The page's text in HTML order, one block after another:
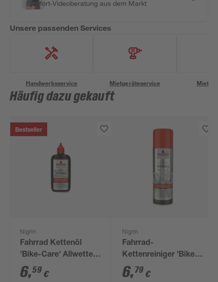
Sofort-Videoberatung aus dem Markt
Unsere passenden Services
Handwerksservice Mietgeräteservice
Häufig dazu gekauft
Bestseller
Nigrin
Fahrrad Kettenöl
'Bike-Care' Allwetter
100 ml
6,59 €
Nigrin
Fahrrad-
Kettenreiniger 'Bike
Line' 300 ml
6,79 €